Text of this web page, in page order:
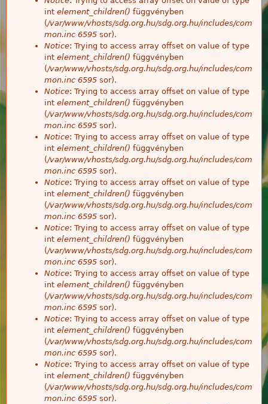
int element_children() függvényben
(/var/www/vhosts/sdg.org.hu/sdg.org.hu/includes/com
mon.inc 6595 sor).
Notice: Trying to access array offset on value of type
int element_children() függvényben
(/var/www/vhosts/sdg.org.hu/sdg.org.hu/includes/com
mon.inc 6595 sor).
Notice: Trying to access array offset on value of type
int element_children() függvényben
(/var/www/vhosts/sdg.org.hu/sdg.org.hu/includes/com
mon.inc 6595 sor).
Notice: Trying to access array offset on value of type
int element_children() függvényben
(/var/www/vhosts/sdg.org.hu/sdg.org.hu/includes/com
mon.inc 6595 sor).
Notice: Trying to access array offset on value of type
int element_children() függvényben
(/var/www/vhosts/sdg.org.hu/sdg.org.hu/includes/com
mon.inc 6595 sor).
Notice: Trying to access array offset on value of type
int element_children() függvényben
(/var/www/vhosts/sdg.org.hu/sdg.org.hu/includes/com
mon.inc 6595 sor).
Notice: Trying to access array offset on value of type
int element_children() függvényben
(/var/www/vhosts/sdg.org.hu/sdg.org.hu/includes/com
mon.inc 6595 sor).
Notice: Trying to access array offset on value of type
int element_children() függvényben
(/var/www/vhosts/sdg.org.hu/sdg.org.hu/includes/com
mon.inc 6595 sor).
Notice: Trying to access array offset on value of type
int element_children() függvényben
(/var/www/vhosts/sdg.org.hu/sdg.org.hu/includes/com
mon.inc 6595 sor).